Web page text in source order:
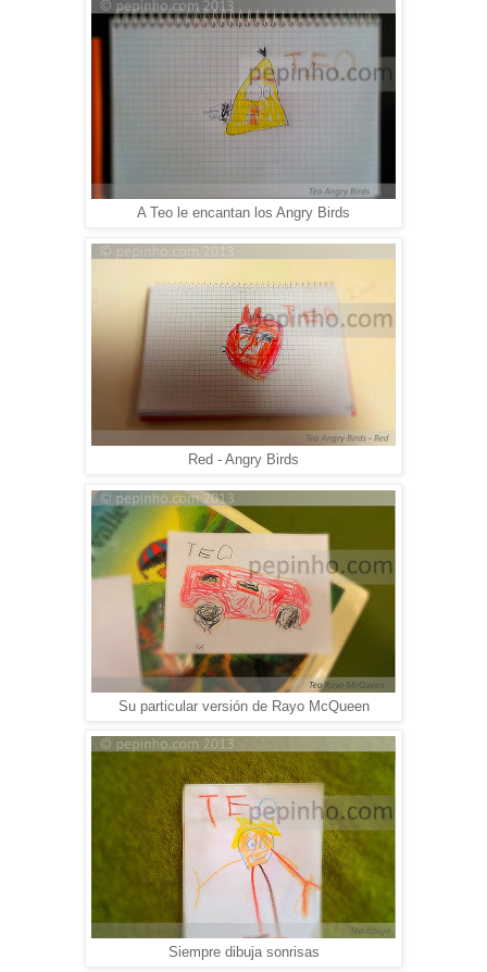
A Teo le encantan los Angry Birds
Red - Angry Birds
Su particular versión de Rayo McQueen
Siempre dibuja sonrisas